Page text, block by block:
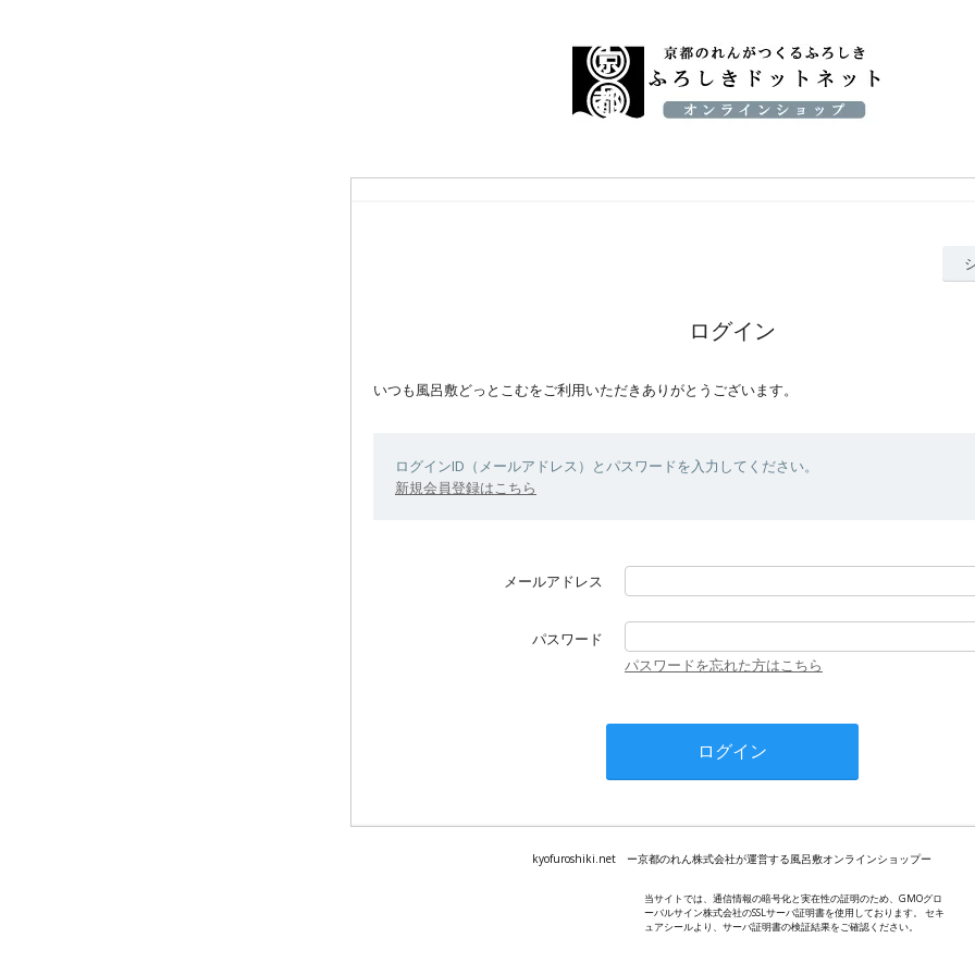
ログイン
いつも風呂敷どっとこむをご利用いただきありがとうございます。
ログインID（メールアドレス）とパスワードを入力してください。
新規会員登録はこちら
メールアドレス
パスワード
パスワードを忘れた方はこちら
kyofuroshiki.net ー京都のれん株式会社が運営する風呂敷オンラインショップー
当サイトでは、通信情報の暗号化と実在性の証明のため、GMOグロ
ーバルサイン株式会社のSSLサーバ証明書を使用しております。 セキ
ュアシールより、サーバ証明書の検証結果をご確認ください。